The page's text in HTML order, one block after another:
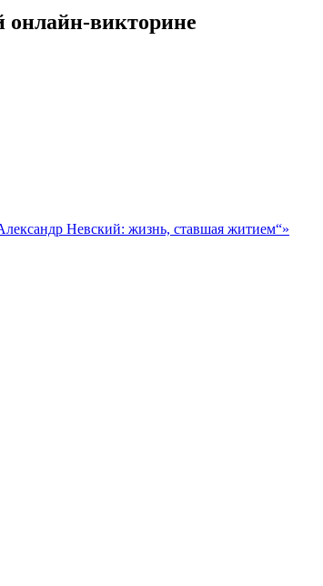
онлайн-викторине
Невский: жизнь, ставшая житием“»